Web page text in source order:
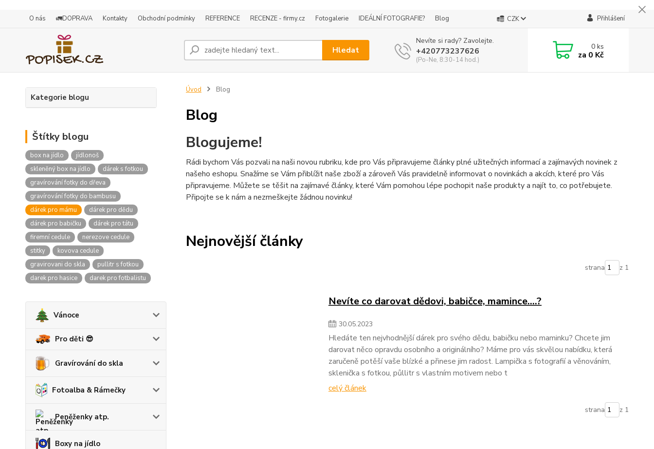
O nás 🚛DOPRAVA Kontakty Obchodní podmínky REFERENCE RECENZE - firmy.cz Fotogalerie IDEÁLNÍ FOTOGRAFIE? Blog CZK Přihlášení
Hledat
Nevíte si rady? Zavolejte.
+420773237626
(Po-Ne, 8:30-14 hod.)
0ks
za 0 Kč
Kategorie blogu
Štítky blogu
box na jídlo
jídlonoš
skleněný box na jídlo
dárek s fotkou
gravírování fotky do dřeva
gravírování fotky do bambusu
dárek pro mámu
dárek pro dědu
dárek pro babičku
dárek pro tátu
firemní cedule
nerezove cedule
stitky
kovova cedule
gravirovani do skla
pullitr s fotkou
darek pro hasice
darek pro fotbalistu
Vánoce
Pro děti 😎
Gravírování do skla
Fotoalba & Rámečky
Peněženky atp.
Boxy na jídlo
Úvod Blog
Blog
Blogujeme!
Rádi bychom Vás pozvali na naši novou rubriku, kde pro Vás připravujeme články plné užitečných informací a zajímavých novinek z
našeho eshopu. Snažíme se Vám přiblížit naše zboží a zároveň Vás pravidelně informovat o novinkách a akcích, které pro Vás
připravujeme. Můžete se těšit na zajímavé články, které Vám pomohou lépe pochopit naše produkty a najít to, co potřebujete.
Připojte se k nám a nezmeškejte žádnou novinku!
Nejnovější články
strana z 1
Nevíte co darovat dědovi, babičce, mamince....?
30.05.2023
Hledáte ten nejvhodnější dárek pro svého dědu, babičku nebo maminku? Chcete jim
darovat něco opravdu osobního a originálního? Máme pro vás skvělou nabídku, která
zaručeně potěší vaše blízké a přinese jim radost. Lampička s fotografií a věnováním,
sklenička s fotkou, půllitr s vlastním motivem nebo t
celý článek
strana z 1